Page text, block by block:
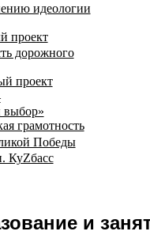
идеологии
проект
дорожного
проект
выбор»
грамотность
Победы
КуZбасс
и